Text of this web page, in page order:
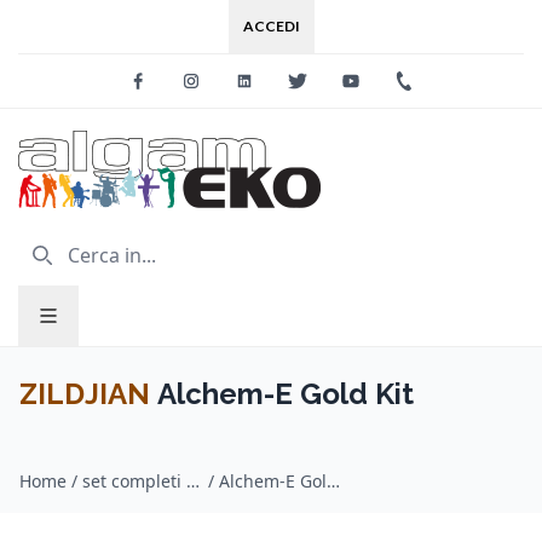
ACCEDI
FacebookInstagramLinkedinTwitter Youtube
ZILDJIAN Alchem-E Gold Kit
Home / set completi batterie elettroniche / ZILDJIAN / Alchem-E Gold Kit